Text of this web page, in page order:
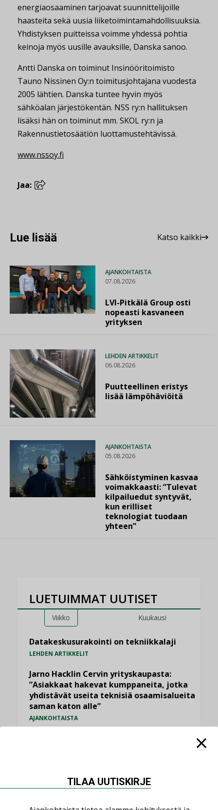
energiaosaaminen tarjoavat suunnittelijoille
haasteita sekä uusia liiketoimintamahdollisuuksia.
Yhdistyksen puitteissa voimme yhdessä pohtia
keinoja myös uusille avauksille, Danska sanoo.
Antti Danska on toiminut Insinööritoimisto
Tauno Nissinen Oy:n toimitusjohtajana vuodesta
2005 lähtien. Danska tuntee hyvin myös
sähköalan järjestökentän. NSS ry:n hallituksen
lisäksi hän on toiminut mm. SKOL ry:n ja
Rakennustietosäätiön luottamustehtävissä.
www.nssoy.fi
Jaa:
Lue lisää Katso kaikki
AJANKOHTAISTA
07.08.2026
LVI-Pitkälä Group osti
nopeasti kasvaneen
yrityksen
LEHDEN ARTIKKELIT
06.08.2026
Puutteellinen eristys
lisää lämpöhäviöitä
AJANKOHTAISTA
05.08.2026
Sähköistyminen kasvaa
voimakkaasti: ”Tulevat
kilpailuedut syntyvät,
kun erilliset
teknologiat tuodaan
yhteen”
LUETUIMMAT UUTISET
Viikko Kuukausi
Datakeskusurakointi on tekniikkalaji
LEHDEN ARTIKKELIT
Jarno Hacklin Cervin yrityskaupasta:
”Asiakkaat hakevat kumppaneita, jotka
yhdistävät useita teknisiä osaamisalueita
saman katon alle”
AJANKOHTAISTA
Puutteellinen eristys lisää lämpöhäviöitä
TILAA UUTISKIRJE